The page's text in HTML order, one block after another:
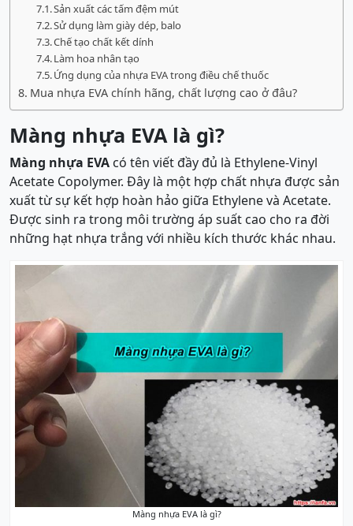
Sản xuất các tấm đệm mút
Sử dụng làm giày dép, balo
Chế tạo chất kết dính
Làm hoa nhân tạo
Ứng dụng của nhựa EVA trong điều chế thuốc
Mua nhựa EVA chính hãng, chất lượng cao ở đâu?
Màng nhựa EVA là gì?
Màng nhựa EVA có tên viết đầy đủ là Ethylene-Vinyl
Acetate Copolymer. Đây là một hợp chất nhựa được sản
xuất từ sự kết hợp hoàn hảo giữa Ethylene và Acetate.
Được sinh ra trong môi trường áp suất cao cho ra đời
những hạt nhựa trắng với nhiều kích thước khác nhau.
Màng nhựa EVA là gì?